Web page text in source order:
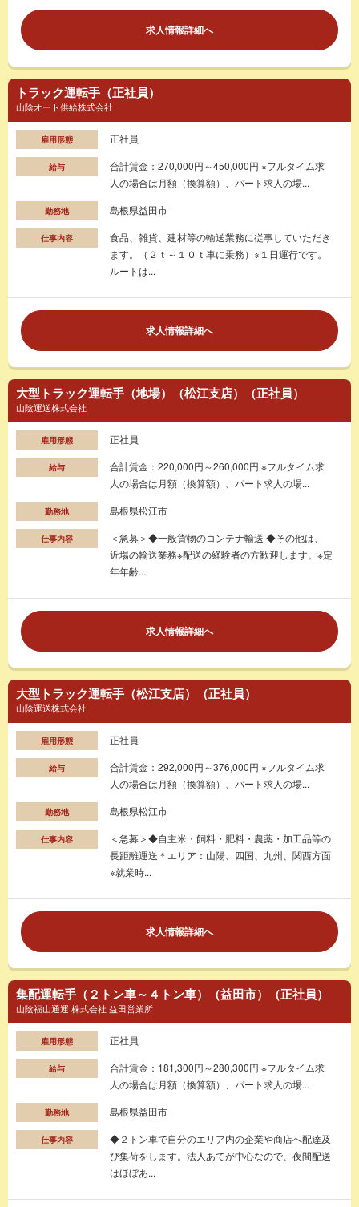
求人情報詳細へ
トラック運転手（正社員）
山陰オート供給株式会社
雇用形態 正社員
給与
合計賃金：270,000円～450,000円 ※フルタイム求
人の場合は月額（換算額）、パート求人の場...
勤務地 島根県益田市
仕事内容
食品、雑貨、建材等の輸送業務に従事していただき
ます。（２ｔ～１０ｔ車に乗務）※１日運行です。
ルートは...
求人情報詳細へ
大型トラック運転手（地場）（松江支店）（正社員）
山陰運送株式会社
雇用形態 正社員
給与
合計賃金：220,000円～260,000円 ※フルタイム求
人の場合は月額（換算額）、パート求人の場...
勤務地 島根県松江市
仕事内容
＜急募＞◆一般貨物のコンテナ輸送 ◆その他は、
近場の輸送業務※配送の経験者の方歓迎します。※定
年年齢...
求人情報詳細へ
大型トラック運転手（松江支店）（正社員）
山陰運送株式会社
雇用形態 正社員
給与
合計賃金：292,000円～376,000円 ※フルタイム求
人の場合は月額（換算額）、パート求人の場...
勤務地 島根県松江市
仕事内容
＜急募＞◆自主米・飼料・肥料・農薬・加工品等の
長距離運送＊エリア：山陽、四国、九州、関西方面
※就業時...
求人情報詳細へ
集配運転手（２トン車～４トン車）（益田市）（正社員）
山陰福山通運 株式会社 益田営業所
雇用形態 正社員
給与
合計賃金：181,300円～280,300円 ※フルタイム求
人の場合は月額（換算額）、パート求人の場...
勤務地 島根県益田市
仕事内容
◆２トン車で自分のエリア内の企業や商店へ配達及
び集荷をします。法人あてが中心なので、夜間配送
はほぼあ...